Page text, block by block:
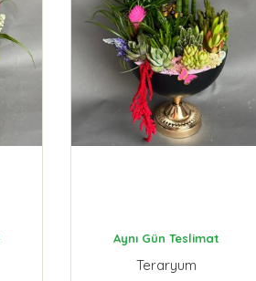
Aynı Gün Teslimat
Teraryum